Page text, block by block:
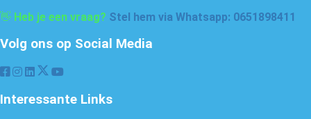
👋 Heb je een vraag? Stel hem via Whatsapp: 0651898411
Volg ons op Social Media
Interessante Links